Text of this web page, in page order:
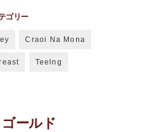
ゴリー
Craoi Na Mona
Teelng
ールド